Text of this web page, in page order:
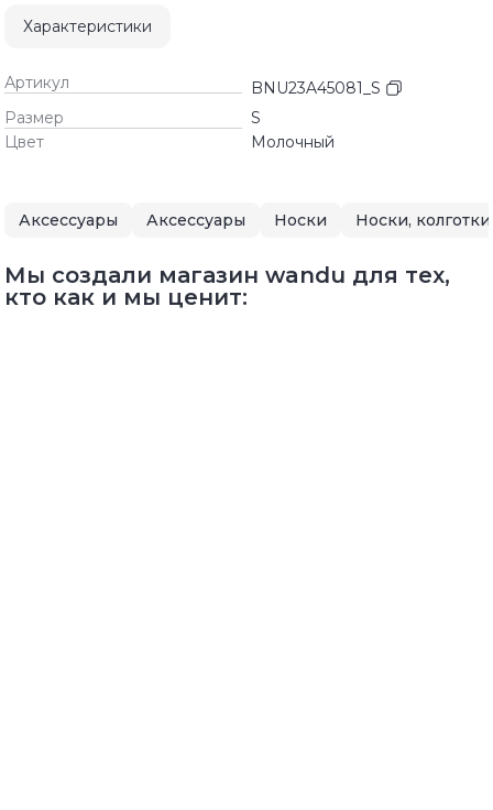
Характеристики
Артикул
BNU23A45081_S
Размер
S
Цвет
Молочный
Аксессуары Аксессуары Носки Носки, колготки
Мы создали магазин wandu для тех,
кто как и мы ценит: